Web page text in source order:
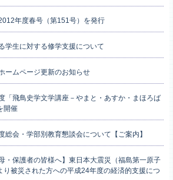
年度春号（第151号）を発行
生に対する修学支援について
ムページ更新のお知らせ
飛鳥史学文学講座－やまと・あすか・まほろば
開催
会・学部別教育懇談会について【ご案内】
保護者の皆様へ】東日本大震災（福島第一原子
り被災された方への平成24年度の経済的支援につ